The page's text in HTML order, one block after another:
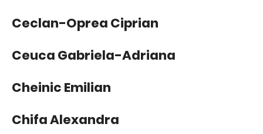
Ceclan-Oprea Ciprian
Ceuca Gabriela-Adriana
Cheinic Emilian
Chifa Alexandra